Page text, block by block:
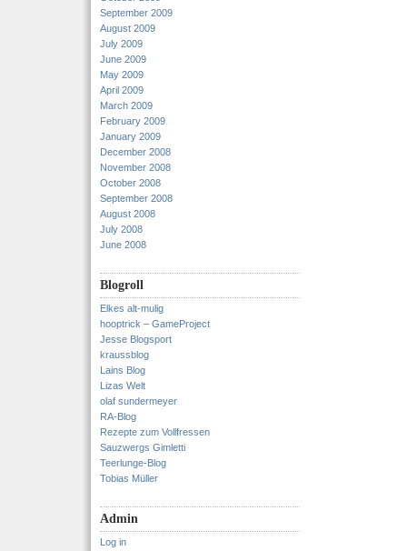
September 2009
August 2009
July 2009
June 2009
May 2009
April 2009
March 2009
February 2009
January 2009
December 2008
November 2008
October 2008
September 2008
August 2008
July 2008
June 2008
Blogroll
Elkes alt-mulig
hooptrick – GameProject
Jesse Blogsport
kraussblog
Lains Blog
Lizas Welt
olaf sundermeyer
RA-Blog
Rezepte zum Vollfressen
Sauzwergs Gimletti
Teerlunge-Blog
Tobias Müller
Admin
Log in